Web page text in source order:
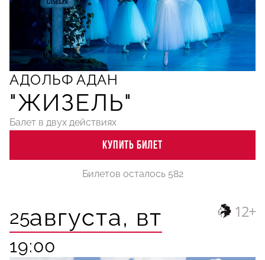
АДОЛЬФ АДАН
"ЖИЗЕЛЬ"
Балет в двух действиях
КУПИТЬ БИЛЕТ
Билетов осталось 582
25августа, вт
19:00
12+